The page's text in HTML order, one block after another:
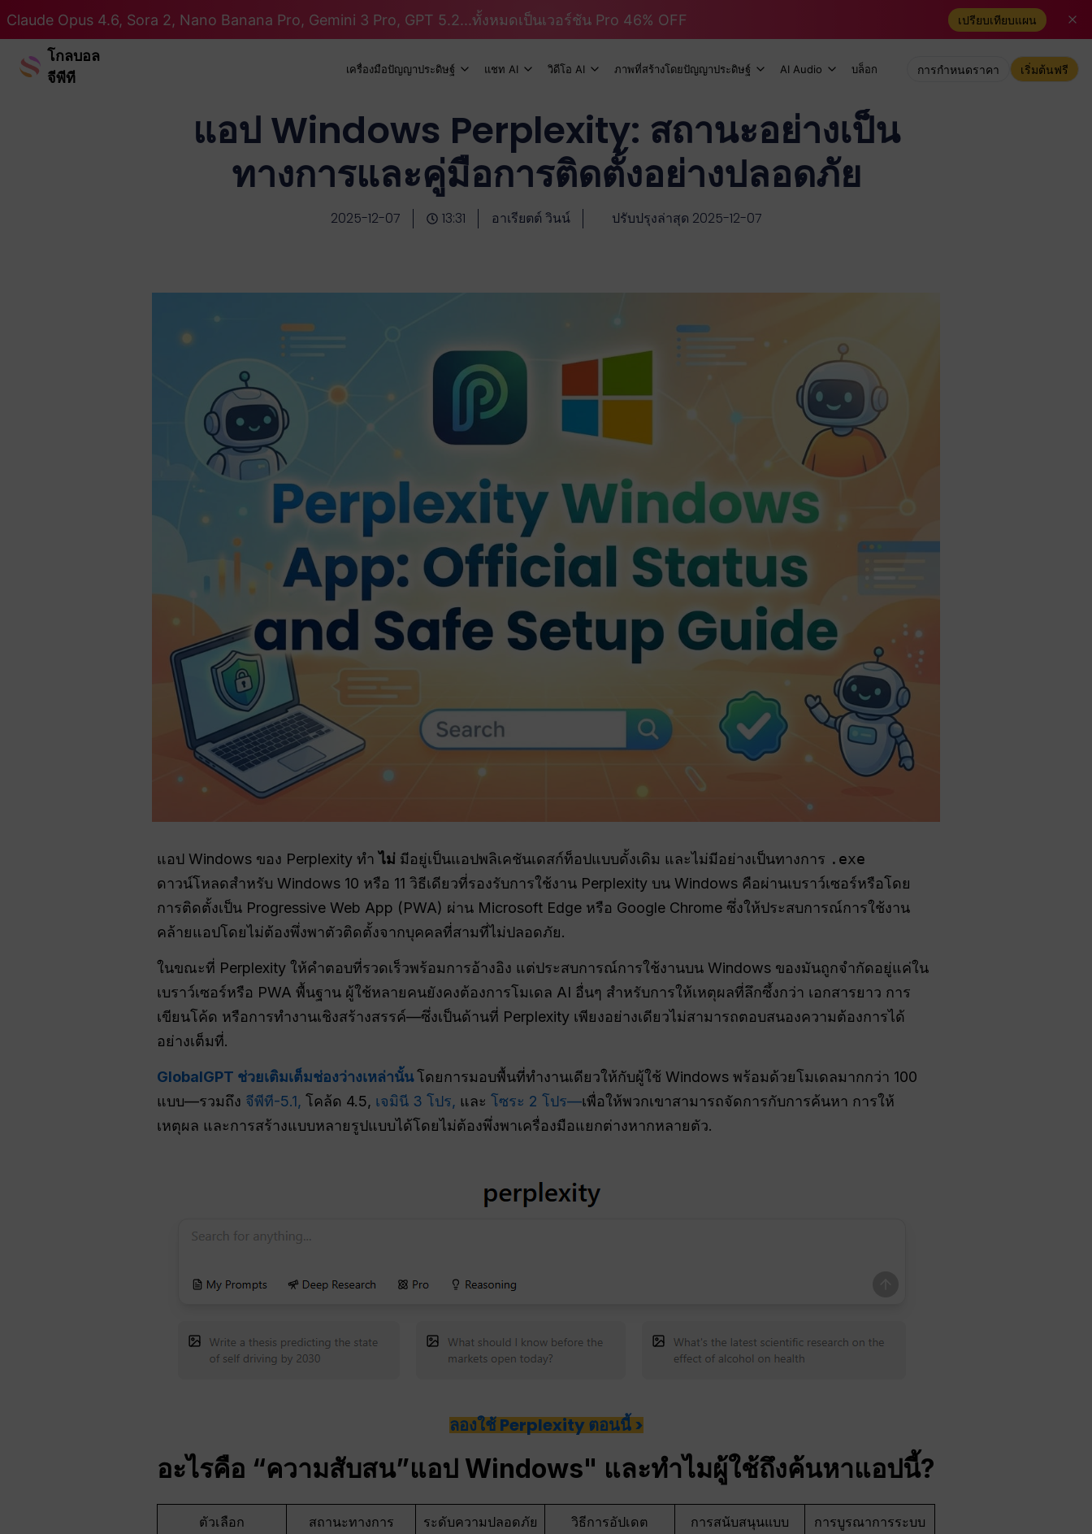
Claude Opus 4.6, Sora 2, Nano Banana Pro, Gemini 3 Pro, GPT 5.2...ทั้งหมดเป็นเวอร์ชัน Pro 46% OFF เปรียบเทียบแผน
โกลบอล
จีพีที
เครื่องมือปัญญาประดิษฐ์ แชท AI วิดีโอ AI ภาพที่สร้างโดยปัญญาประดิษฐ์ AI Audio บล็อก การกำหนดราคา เริ่มต้นฟรี
แอป Windows Perplexity: สถานะอย่างเป็น
ทางการและคู่มือการติดตั้งอย่างปลอดภัย
2025-12-07 13:31 อาเรียตต์ วินน์ ปรับปรุงล่าสุด 2025-12-07
แอป Windows ของ Perplexity ทำไม่ มีอยู่เป็นแอปพลิเคชันเดสก์ท็อปแบบดั้งเดิม และไม่มีอย่างเป็นทางการ .exe
ดาวน์โหลดสำหรับ Windows 10 หรือ 11 วิธีเดียวที่รองรับการใช้งาน Perplexity บน Windows คือผ่านเบราว์เซอร์หรือโดย
การติดตั้งเป็น Progressive Web App (PWA) ผ่าน Microsoft Edge หรือ Google Chrome ซึ่งให้ประสบการณ์การใช้งาน
คล้ายแอปโดยไม่ต้องพึ่งพาตัวติดตั้งจากบุคคลที่สามที่ไม่ปลอดภัย.
ในขณะที่ Perplexity ให้คำตอบที่รวดเร็วพร้อมการอ้างอิง แต่ประสบการณ์การใช้งานบน Windows ของมันถูกจำกัดอยู่แค่ใน
เบราว์เซอร์หรือ PWA พื้นฐาน ผู้ใช้หลายคนยังคงต้องการโมเดล AI อื่นๆ สำหรับการให้เหตุผลที่ลึกซึ้งกว่า เอกสารยาว การ
เขียนโค้ด หรือการทำงานเชิงสร้างสรรค์—ซึ่งเป็นด้านที่ Perplexity เพียงอย่างเดียวไม่สามารถตอบสนองความต้องการได้
อย่างเต็มที่.
GlobalGPT ช่วยเติมเต็มช่องว่างเหล่านั้นโดยการมอบพื้นที่ทำงานเดียวให้กับผู้ใช้ Windows พร้อมด้วยโมเดลมากกว่า 100
แบบ—รวมถึง จีพีที-5.1, โคล้ด 4.5, เจมินี 3 โปร, และ โซระ 2 โปร—เพื่อให้พวกเขาสามารถจัดการกับการค้นหา การให้
เหตุผล และการสร้างแบบหลายรูปแบบได้โดยไม่ต้องพึ่งพาเครื่องมือแยกต่างหากหลายตัว.
ลองใช้ Perplexity ตอนนี้ >
อะไรคือ “ความสับสน”แอป Windows" และทำไมผู้ใช้ถึงค้นหาแอปนี้?
ตัวเลือก สถานะทางการ ระดับความปลอดภัย วิธีการอัปเดต
การสนับสนุนแบบ
การบูรณาการระบบ